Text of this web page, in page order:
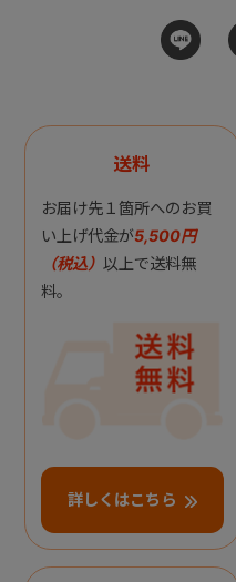
送料
お届け先１箇所へのお買
い上げ代金が5,500円
（税込） 以上で送料無
料。
詳しくはこちら